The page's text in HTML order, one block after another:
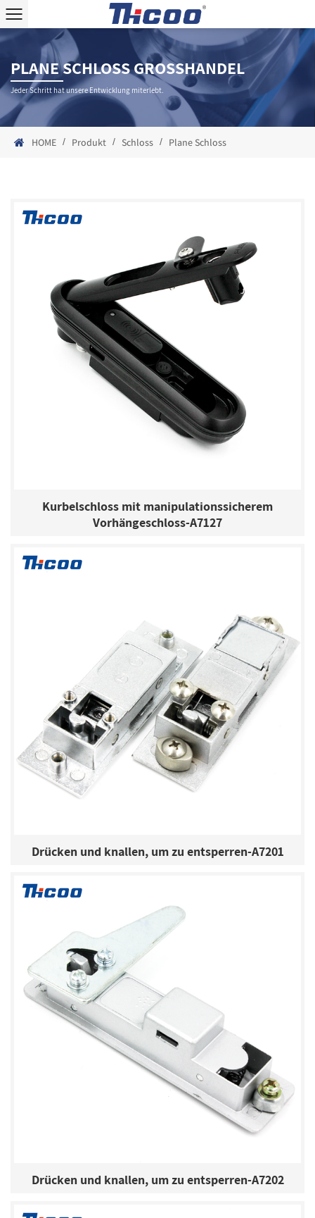
PLANE SCHLOSS GROSSHANDEL
Jeder Schritt hat unsere Entwicklung miterlebt.
HOME / Produkt / Schloss / Plane Schloss
Kurbelschloss mit manipulationssicherem
Vorhängeschloss-A7127
Drücken und knallen, um zu entsperren-A7201
Drücken und knallen, um zu entsperren-A7202